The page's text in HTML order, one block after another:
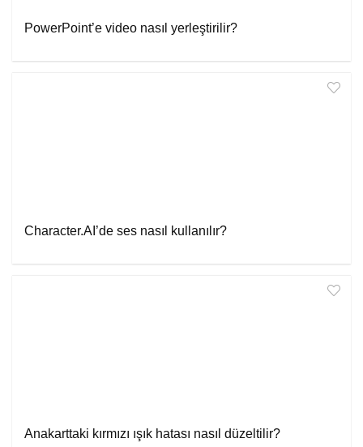
PowerPoint’e video nasıl yerleştirilir?
Character.AI’de ses nasıl kullanılır?
Anakarttaki kırmızı ışık hatası nasıl düzeltilir?